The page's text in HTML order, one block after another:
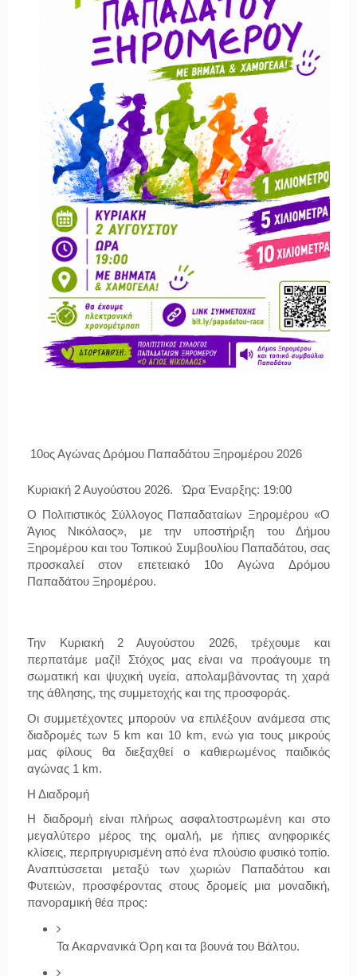
10ος Αγώνας Δρόμου Παπαδάτου Ξηρομέρου 2026
Κυριακή 2 Αυγούστου 2026.   Ώρα Έναρξης: 19:00
Ο Πολιτιστικός Σύλλογος Παπαδαταίων Ξηρομέρου «Ο
Άγιος Νικόλαος», με την υποστήριξη του Δήμου
Ξηρομέρου και του Τοπικού Συμβουλίου Παπαδάτου, σας
προσκαλεί στον επετειακό 10ο Αγώνα Δρόμου
Παπαδάτου Ξηρομέρου.
Την Κυριακή 2 Αυγούστου 2026, τρέχουμε και
περπατάμε μαζί! Στόχος μας είναι να προάγουμε τη
σωματική και ψυχική υγεία, απολαμβάνοντας τη χαρά
της άθλησης, της συμμετοχής και της προσφοράς.
Οι συμμετέχοντες μπορούν να επιλέξουν ανάμεσα στις
διαδρομές των 5 km και 10 km, ενώ για τους μικρούς
μας φίλους θα διεξαχθεί ο καθιερωμένος παιδικός
αγώνας 1 km.
Η Διαδρομή
Η διαδρομή είναι πλήρως ασφαλτοστρωμένη και στο
μεγαλύτερο μέρος της ομαλή, με ήπιες ανηφορικές
κλίσεις, περιτριγυρισμένη από ένα πλούσιο φυσικό τοπίο.
Αναπτύσσεται μεταξύ των χωριών Παπαδάτου και
Φυτειών, προσφέροντας στους δρομείς μια μοναδική,
πανοραμική θέα προς:
Τα Ακαρνανικά Όρη και τα βουνά του Βάλτου.